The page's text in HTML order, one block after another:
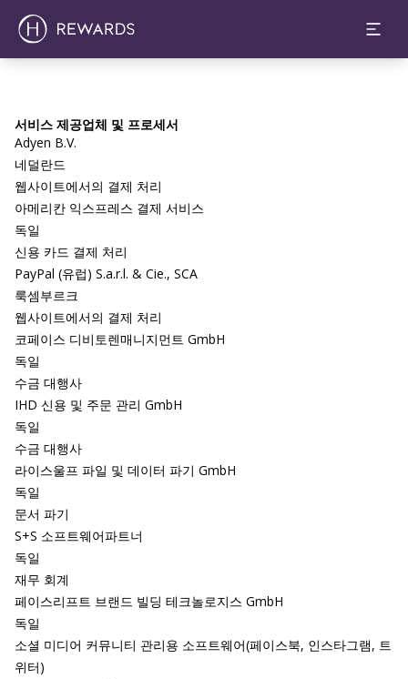
서비스 제공업체 및 프로세서
Adyen B.V.
네덜란드
웹사이트에서의 결제 처리
아메리칸 익스프레스 결제 서비스
독일
신용 카드 결제 처리
PayPal (유럽) S.a.r.l. & Cie., SCA
룩셈부르크
웹사이트에서의 결제 처리
코페이스 디비토렌매니지먼트 GmbH
독일
수금 대행사
IHD 신용 및 주문 관리 GmbH
독일
수금 대행사
라이스울프 파일 및 데이터 파기 GmbH
독일
문서 파기
S+S 소프트웨어파트너
독일
재무 회계
페이스리프트 브랜드 빌딩 테크놀로지스 GmbH
독일
소셜 미디어 커뮤니티 관리용 소프트웨어(페이스북, 인스타그램, 트
위터)